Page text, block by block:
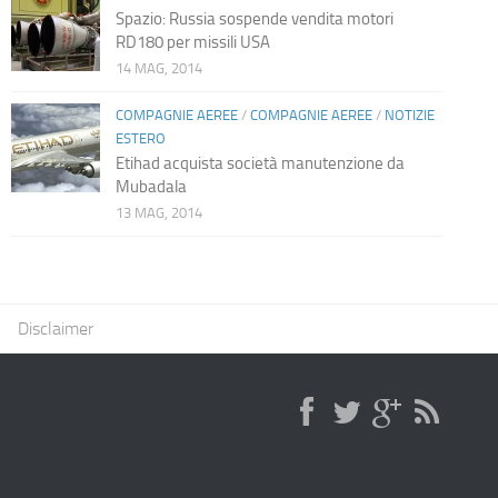
Spazio: Russia sospende vendita motori
RD180 per missili USA
14 MAG, 2014
COMPAGNIE AEREE/ COMPAGNIE AEREE/ NOTIZIE
ESTERO
Etihad acquista società manutenzione da
Mubadala
13 MAG, 2014
Disclaimer